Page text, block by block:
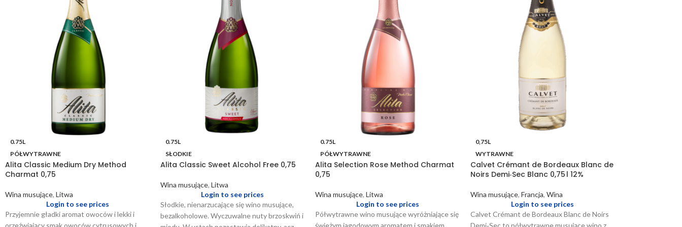
0.75L
PÓŁWYTRAWNE
Alita Classic Medium Dry Method
Charmat 0,75
Wina musujące, Litwa
Login to see prices
Przyjemnie gładki aromat owoców i lekki i
orzeźwiający smak owoców cytrusowych i
0.75L
SŁODKIE
Alita Classic Sweet Alcohol Free 0,75
Wina musujące, Litwa
Login to see prices
Słodkie, nienarzucające się wino musujące,
bezalkoholowe. Wyczuwalne nuty brzoskwiń i
0.75L
PÓŁWYTRAWNE
Alita Selection Rose Method Charmat
0,75
Wina musujące, Litwa
Login to see prices
Półwytrawne wino musujące wyróżniające się
świeżym jagodowym aromatem i smakiem
0,75L
WYTRAWNE
Calvet Crémant de Bordeaux Blanc de
Noirs Demi‑Sec Blanc 0,75 l 12%
Wina musujące, Francja, Wina
Login to see prices
Calvet Crémant de Bordeaux Blanc de Noirs
Demi‑Sec to półwytrawne musujące wino z